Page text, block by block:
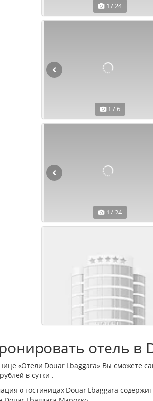
1 / 24
1 / 6
1 / 24
отель в
«Отели Douar Lbaggara» Вы сможете
в сутки .
о гостиницах Douar Lbaggara